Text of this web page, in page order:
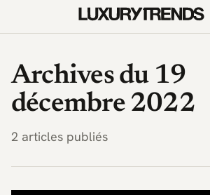
Archives du 19
décembre 2022
2 articles publiés